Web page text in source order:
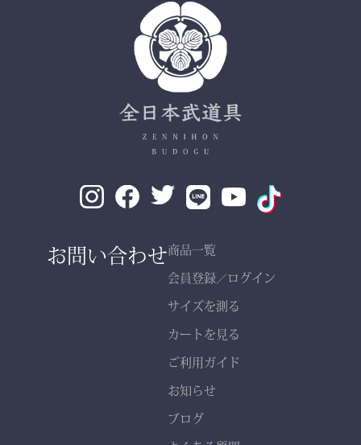
✔ 程よい厚みと丈夫さ —
日々の稽古・大会でも安心
✔ 自然な綿素材で軽やか
✔ 伝統色・定番色の豊富
素材： 武州金橋 8800 木
140年以上の歴史をもつ日
本最古クラスの木綿生地。
商品一覧
会員登録／ログイン
サイズを測る
カートを見る
ご利用ガイド
お知らせ
ブログ
お問い合わせ